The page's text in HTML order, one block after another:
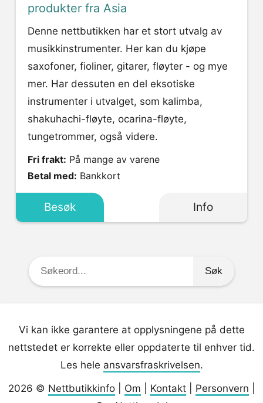
produkter fra Asia
Denne nettbutikken har et stort utvalg av
musikkinstrumenter. Her kan du kjøpe
saxofoner, fioliner, gitarer, fløyter - og mye
mer. Har dessuten en del eksotiske
instrumenter i utvalget, som kalimba,
shakuhachi-fløyte, ocarina-fløyte,
tungetrommer, også videre.
Fri frakt: På mange av varene
Betal med: Bankkort
Besøk Info
Søkeord:
Vi kan ikke garantere at opplysningene på dette
nettstedet er korrekte eller oppdaterte til enhver tid.
Les hele ansvarsfraskrivelsen.
2026 © Nettbutikkinfo| Om Kontakt| Personvern